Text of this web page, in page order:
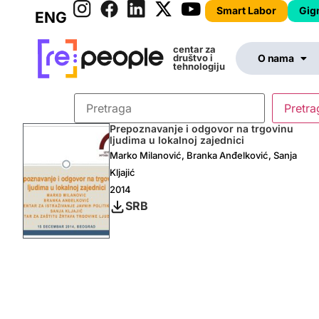
ENG Smart Labor
centar za
društvo i
tehnologiju
O nama
Prepoznavanje i odgovor na trgovinu
ljudima u lokalnoj zajednici
Marko Milanović, Branka Anđelković, Sanja
Kljajić
2014
SRB